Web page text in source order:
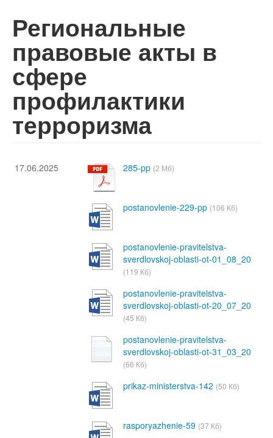
Региональные
правовые акты в
сфере
профилактики
терроризма
17.06.2025 285-pp (2 Мб)
postanovlenie-229-pp (106 Кб)
postanovlenie-pravitelstva-
sverdlovskoj-oblasti-ot-01_08_20
(119 Кб)
postanovlenie-pravitelstva-
sverdlovskoj-oblasti-ot-20_07_20
(45 Кб)
postanovlenie-pravitelstva-
sverdlovskoj-oblasti-ot-31_03_20
(66 Кб)
prikaz-ministerstva-142 (50 Кб)
rasporyazhenie-59 (37 Кб)